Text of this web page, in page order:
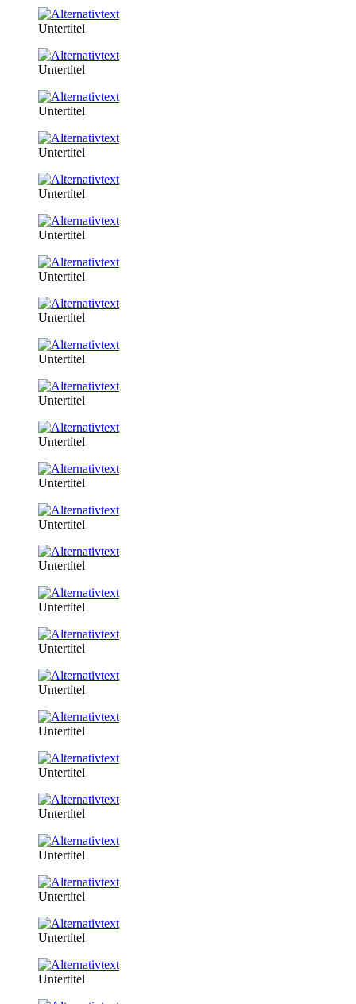
Untertitel
Untertitel
Untertitel
Untertitel
Untertitel
Untertitel
Untertitel
Untertitel
Untertitel
Untertitel
Untertitel
Untertitel
Untertitel
Untertitel
Untertitel
Untertitel
Untertitel
Untertitel
Untertitel
Untertitel
Untertitel
Untertitel
Untertitel
Untertitel